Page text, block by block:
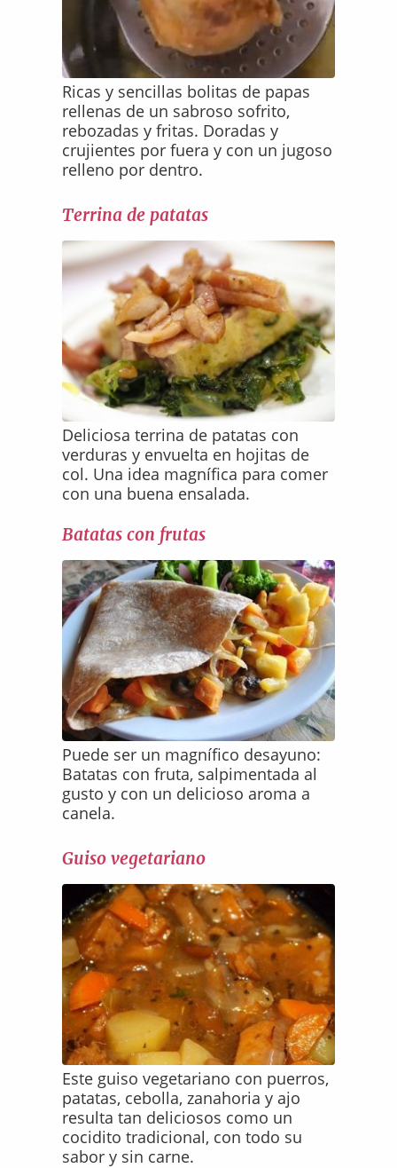
Ricas y sencillas bolitas de papas
rellenas de un sabroso sofrito,
rebozadas y fritas. Doradas y
crujientes por fuera y con un jugoso
relleno por dentro.
Terrina de patatas
Deliciosa terrina de patatas con
verduras y envuelta en hojitas de
col. Una idea magnífica para comer
con una buena ensalada.
Batatas con frutas
Puede ser un magnífico desayuno:
Batatas con fruta, salpimentada al
gusto y con un delicioso aroma a
canela.
Guiso vegetariano
Este guiso vegetariano con puerros,
patatas, cebolla, zanahoria y ajo
resulta tan deliciosos como un
cocidito tradicional, con todo su
sabor y sin carne.